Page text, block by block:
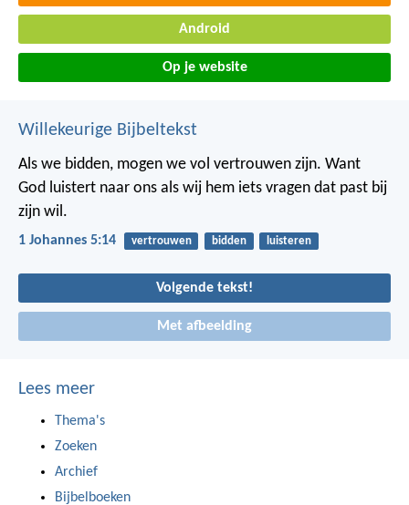
Android
Op je website
Willekeurige Bijbeltekst
Als we bidden, mogen we vol vertrouwen zijn. Want
God luistert naar ons als wij hem iets vragen dat past bij
zijn wil.
1 Johannes 5:14 vertrouwen bidden luisteren
Volgende tekst!
Met afbeelding
Lees meer
Thema's
Zoeken
Archief
Bijbelboeken